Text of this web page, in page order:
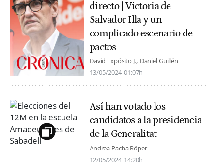
directo | Victoria de
Salvador Illa y un
complicado escenario de
pactos
David Expósito J. Daniel Guillén
13/05/2024 01:07h
Así han votado los
candidatos a la presidencia
de la Generalitat
Andrea Pacha Röper
12/05/2024 14:20h